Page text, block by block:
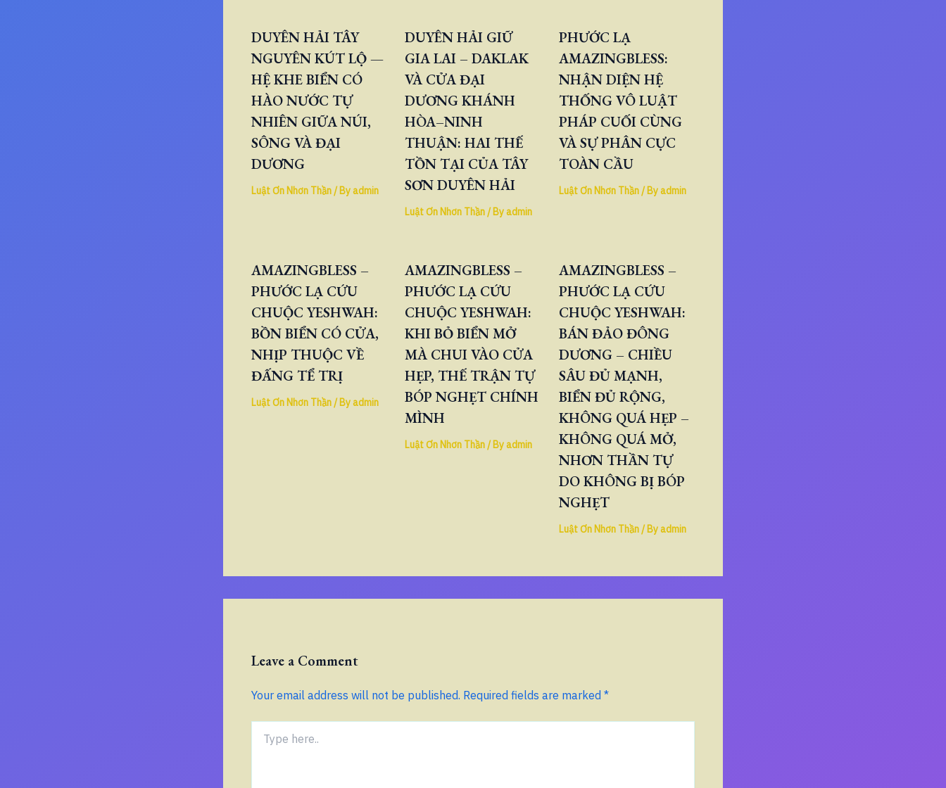
DUYÊN HẢI TÂY
NGUYÊN KÚT LỘ —
HỆ KHE BIỂN CÓ
HÀO NƯỚC TỰ
NHIÊN GIỮA NÚI,
SÔNG VÀ ĐẠI
DƯƠNG
Luật Ơn Nhơn Thần/ Byadmin
DUYÊN HẢI GIỮ
GIA LAI – DAKLAK
VÀ CỬA ĐẠI
DƯƠNG KHÁNH
HÒA–NINH
THUẬN: HAI THẾ
TỒN TẠI CỦA TÂY
SƠN DUYÊN HẢI
Luật Ơn Nhơn Thần/ Byadmin
PHƯỚC LẠ
AMAZINGBLESS:
NHẬN DIỆN HỆ
THỐNG VÔ LUẬT
PHÁP CUỐI CÙNG
VÀ SỰ PHÂN CỰC
TOÀN CẦU
Luật Ơn Nhơn Thần/ Byadmin
AMAZINGBLESS –
PHƯỚC LẠ CỨU
CHUỘC YESHWAH:
BỒN BIỂN CÓ CỬA,
NHỊP THUỘC VỀ
ĐẤNG TỂ TRỊ
Luật Ơn Nhơn Thần/ Byadmin
AMAZINGBLESS –
PHƯỚC LẠ CỨU
CHUỘC YESHWAH:
KHI BỎ BIỂN MỞ
MÀ CHUI VÀO CỬA
HẸP, THẾ TRẬN TỰ
BÓP NGHẸT CHÍNH
MÌNH
Luật Ơn Nhơn Thần/ Byadmin
AMAZINGBLESS –
PHƯỚC LẠ CỨU
CHUỘC YESHWAH:
BÁN ĐẢO ĐÔNG
DƯƠNG – CHIỀU
SÂU ĐỦ MẠNH,
BIỂN ĐỦ RỘNG,
KHÔNG QUÁ HẸP –
KHÔNG QUÁ MỞ,
NHƠN THẦN TỰ
DO KHÔNG BỊ BÓP
NGHẸT
Luật Ơn Nhơn Thần/ Byadmin
Leave a Comment
Your email address will not be published. Required fields are marked *
here..